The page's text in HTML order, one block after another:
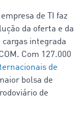
de TI faz
da oferta e da
integrada
Com 127.000
de
bolsa de
de